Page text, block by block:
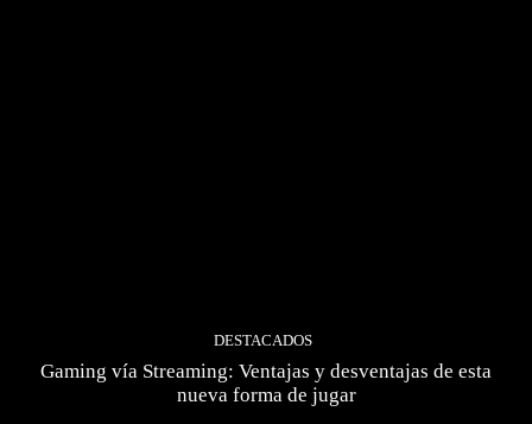
DESTACADOS
Gaming vía Streaming: Ventajas y desventajas de esta
nueva forma de jugar